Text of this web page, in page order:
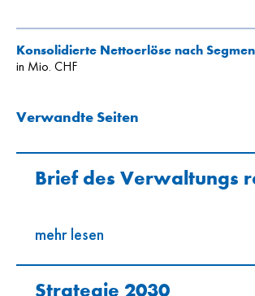
Konsolidierte Nettoerlöse nach
in Mio. CHF
Verwandte Seiten
Brief des Verwaltung­s­
mehr lesen
Strategie 2030